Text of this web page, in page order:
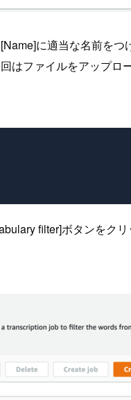
に適当な名前を
はファイルをアップロ
filter]ボタンをクリ